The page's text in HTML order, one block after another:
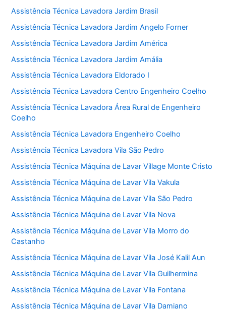
Assistência Técnica Lavadora Jardim Brasil
Assistência Técnica Lavadora Jardim Angelo Forner
Assistência Técnica Lavadora Jardim América
Assistência Técnica Lavadora Jardim Amália
Assistência Técnica Lavadora Eldorado I
Assistência Técnica Lavadora Centro Engenheiro Coelho
Assistência Técnica Lavadora Área Rural de Engenheiro
Coelho
Assistência Técnica Lavadora Engenheiro Coelho
Assistência Técnica Lavadora Vila São Pedro
Assistência Técnica Máquina de Lavar Village Monte Cristo
Assistência Técnica Máquina de Lavar Vila Vakula
Assistência Técnica Máquina de Lavar Vila São Pedro
Assistência Técnica Máquina de Lavar Vila Nova
Assistência Técnica Máquina de Lavar Vila Morro do
Castanho
Assistência Técnica Máquina de Lavar Vila José Kalil Aun
Assistência Técnica Máquina de Lavar Vila Guilhermina
Assistência Técnica Máquina de Lavar Vila Fontana
Assistência Técnica Máquina de Lavar Vila Damiano